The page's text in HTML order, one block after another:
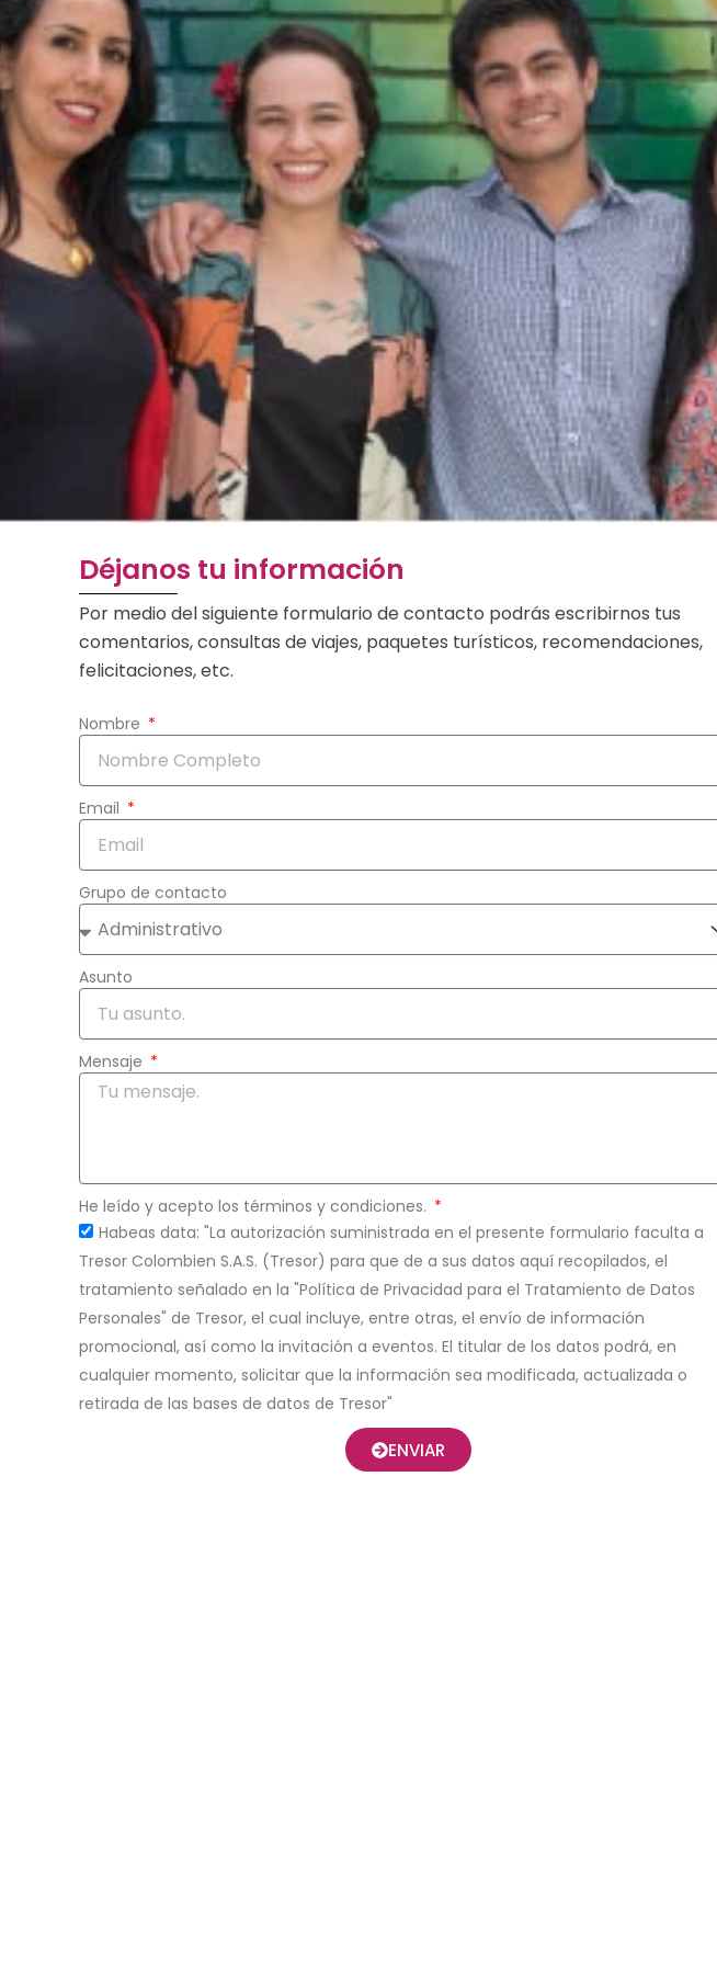
Déjanos tu información
Por medio del siguiente formulario de contacto podrás escribirnos tus
comentarios, consultas de viajes, paquetes turísticos, recomendaciones,
felicitaciones, etc.
Nombre
Email
Grupo de contacto
Asunto
Mensaje
He leído y acepto los términos y condiciones.
Habeas data: "La autorización suministrada en el presente formulario faculta a
Tresor Colombien S.A.S. (Tresor) para que de a sus datos aquí recopilados, el
tratamiento señalado en la "Política de Privacidad para el Tratamiento de Datos
Personales" de Tresor, el cual incluye, entre otras, el envío de información
promocional, así como la invitación a eventos. El titular de los datos podrá, en
cualquier momento, solicitar que la información sea modificada, actualizada o
retirada de las bases de datos de Tresor"
ENVIAR